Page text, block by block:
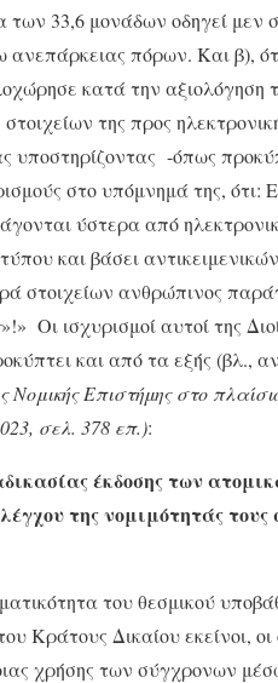
33,6 μονάδων οδηγεί μεν
ανεπάρκειας πόρων. Και β),
κατά την αξιολόγηση
της προς
υποστηρίζοντας -όπως
στο υπόμνημά της,
ύστερα από
και βάσει
στοιχείων ανθρώπινος
»!» Οι ισχυρισμοί αυτοί της
και από τα εξής (βλ.,
Επιστήμης στο
σελ. 378 επ.):
έκδοσης των
της νομιμότητάς
του θεσμικού
Κράτους Δικαίου εκείνοι, οι
χρήσης των σύγχρονων